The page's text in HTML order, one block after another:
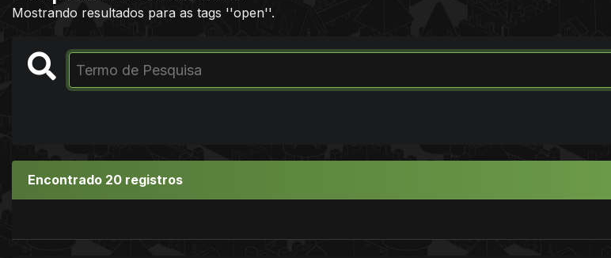
Mostrando resultados para as tags ''open''.
Encontrado 20 registros